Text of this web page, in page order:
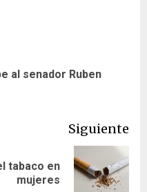
al senador Ruben
Siguiente
tabaco en
mujeres